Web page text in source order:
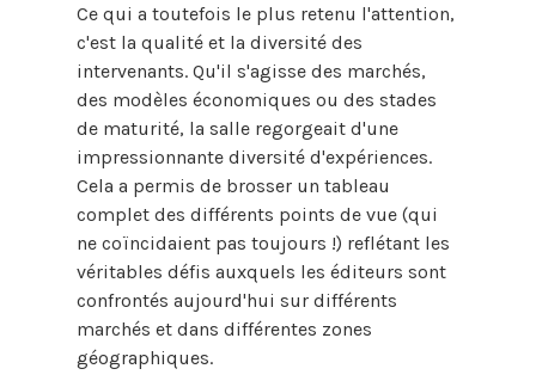
Ce qui a toutefois le plus retenu l'attention,
c'est la qualité et la diversité des
intervenants. Qu'il s'agisse des marchés,
des modèles économiques ou des stades
de maturité, la salle regorgeait d'une
impressionnante diversité d'expériences.
Cela a permis de brosser un tableau
complet des différents points de vue (qui
ne coïncidaient pas toujours !) reflétant les
véritables défis auxquels les éditeurs sont
confrontés aujourd'hui sur différents
marchés et dans différentes zones
géographiques.